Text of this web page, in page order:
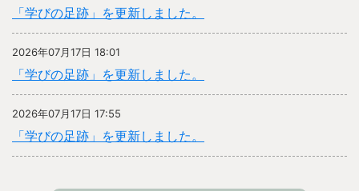
「学びの足跡」を更新しました。
2026年07月17日 18:01
「学びの足跡」を更新しました。
2026年07月17日 17:55
「学びの足跡」を更新しました。